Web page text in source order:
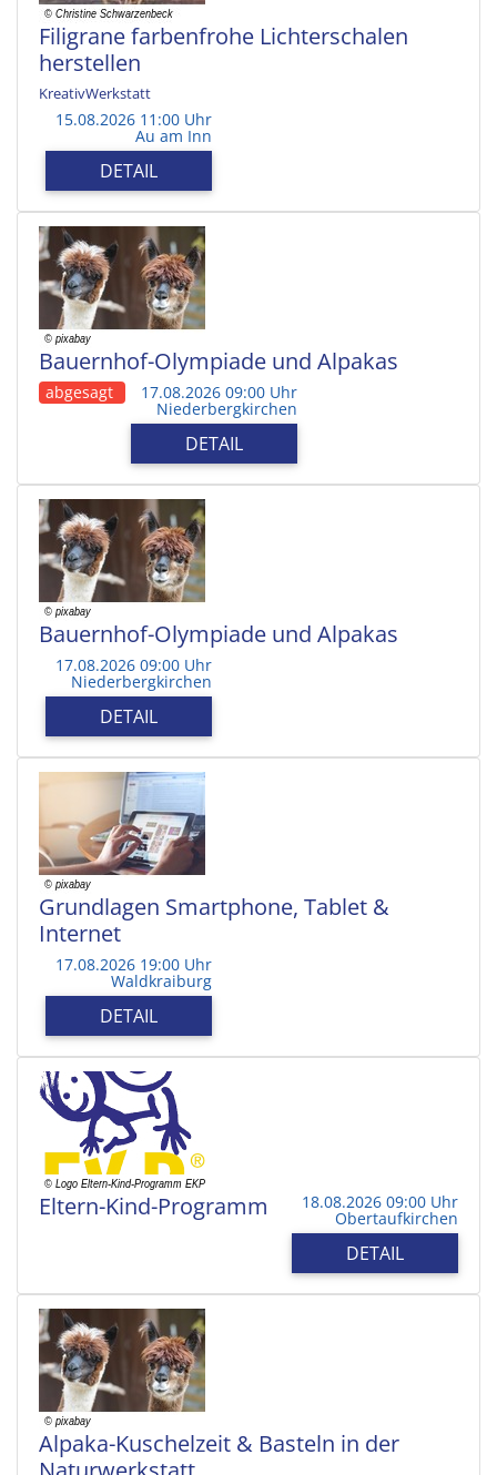
Filigrane farbenfrohe Lichterschalen
herstellen
KreativWerkstatt
15.08.2026 11:00 Uhr
Au am Inn
DETAIL
Bauernhof-Olympiade und Alpakas
abgesagt 17.08.2026 09:00 Uhr
Niederbergkirchen
DETAIL
Bauernhof-Olympiade und Alpakas
17.08.2026 09:00 Uhr
Niederbergkirchen
DETAIL
Grundlagen Smartphone, Tablet &
Internet
17.08.2026 19:00 Uhr
Waldkraiburg
DETAIL
Eltern-Kind-Programm 18.08.2026 09:00 Uhr
Obertaufkirchen
DETAIL
Alpaka-Kuschelzeit & Basteln in der